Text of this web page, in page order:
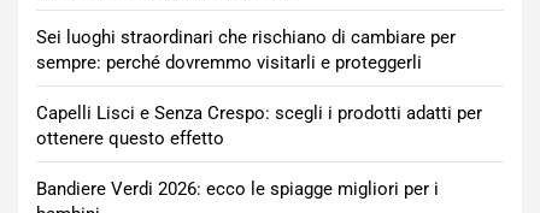
Sei luoghi straordinari che rischiano di cambiare per
sempre: perché dovremmo visitarli e proteggerli
Capelli Lisci e Senza Crespo: scegli i prodotti adatti per
ottenere questo effetto
Bandiere Verdi 2026: ecco le spiagge migliori per i